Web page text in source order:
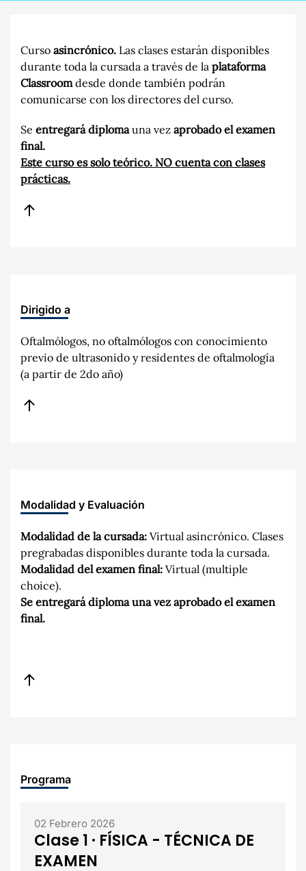
Curso asincrónico. Las clases estarán disponibles
durante toda la cursada a través de la plataforma
Classroomdesde donde también podrán
comunicarse con los directores del curso.
Se entregará diplomauna vez aprobado el examen
final.
Este curso es solo teórico. NO cuenta con clases
prácticas.
Dirigido a
Oftalmólogos, no oftalmólogos con conocimiento
previo de ultrasonido y residentes de oftalmología
(a partir de 2do año)
Modalidad y Evaluación
Modalidad de la cursada: Virtual asincrónico. Clases
pregrabadas disponibles durante toda la cursada.
Modalidad del examen final: Virtual (multiple
choice).
Se entregará diploma una vez aprobado el examen
final.
Programa
02 Febrero 2026
Clase 1 · FÍSICA - TÉCNICA DE
EXAMEN